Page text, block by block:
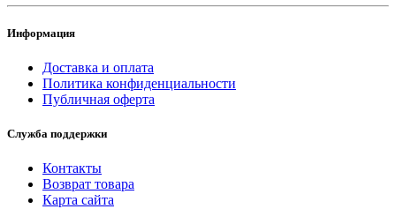
Информация
Доставка и оплата
Политика конфиденциальности
Публичная оферта
Служба поддержки
Контакты
Возврат товара
Карта сайта